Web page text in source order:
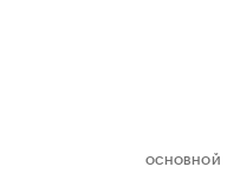
ОСНОВНОЙ